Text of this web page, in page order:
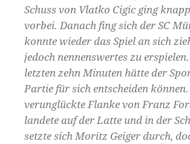
Schuss von Vlatko Cigic ging
vorbei. Danach fing sich der SC
konnte wieder das Spiel an sich
jedoch nennenswertes zu
letzten zehn Minuten hätte der
Partie für sich entscheiden
verunglückte Flanke von Franz
landete auf der Latte und in der
setzte sich Moritz Geiger durch,